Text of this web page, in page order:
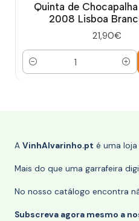
Quinta de
2008 Lisboa
21,90€
Quantidade
A VinhAlvarinho.pt é uma
Mais do que uma garrafeira
No nosso catálogo encontra
Subscreva agora mesmo a